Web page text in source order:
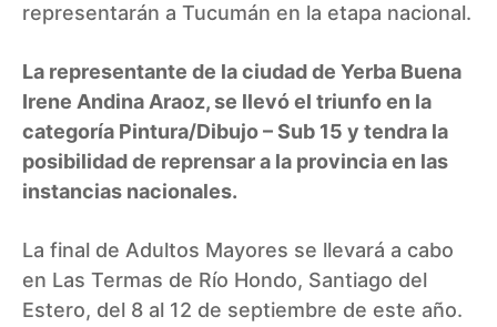
representarán a Tucumán en la etapa nacional.
La representante de la ciudad de Yerba Buena
Irene Andina Araoz, se llevó el triunfo en la
categoría Pintura/Dibujo – Sub 15 y tendra la
posibilidad de reprensar a la provincia en las
instancias nacionales.
La final de Adultos Mayores se llevará a cabo
en Las Termas de Río Hondo, Santiago del
Estero, del 8 al 12 de septiembre de este año.